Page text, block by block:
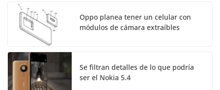
Oppo planea tener un celular con
módulos de cámara extraíbles
Se filtran detalles de lo que podría
ser el Nokia 5.4